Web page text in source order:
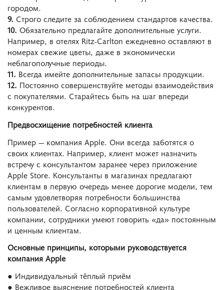
городом.
9. Строго следите за соблюдением стандартов качества.
10. Обязательно предлагайте дополнительные услуги.
Например, в отелях Ritz-Carlton ежедневно оставляют в
номерах свежие цветы, даже в экономически
неблагополучные периоды.
11. Всегда имейте дополнительные запасы продукции.
12. Постоянно совершенствуйте методы взаимодействия
с покупателями. Старайтесь быть на шаг впереди
конкурентов.
Предвосхищение потребностей клиента
Пример — компания Apple. Они всегда заботятся о
своих клиентах. Например, клиент может назначить
встречу с консультантом заранее через приложение
Apple Store. Консультанты в магазинах предлагают
клиентам в первую очередь менее дорогие модели, тем
самым удовлетворяя потребности большинства
пользователей. Согласно корпоративной культуре
компании, сотрудники умеют говорить «да» постоянным
и ценным клиентам.
Основные принципы, которыми руководствуется
компания Apple
● Индивидуальный тёплый приём
● Вежливое выяснение потребностей клиента